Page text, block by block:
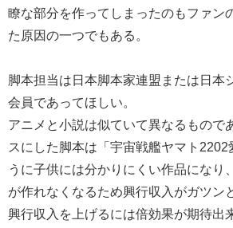
瞭な部分を作ってしまったのもファン
た原因の一つでもある。
脚本担当は日本脚本家連盟または日本
会員であってほしい。
アニメと小説は似ていて異なるもので
スにした脚本は「宇宙戦艦ヤマト2202
うに子供には分かりにくい作品になり
が作れなくなるため興行収入がガツン
興行収入を上げるには倍効果が期待出